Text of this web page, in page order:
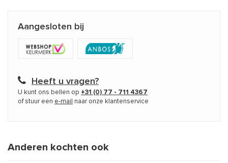
Aangesloten bij
Heeft u vragen?
U kunt ons bellen op +31 (0) 77 - 711 4367
of stuur een e-mail naar onze klantenservice
Anderen kochten ook